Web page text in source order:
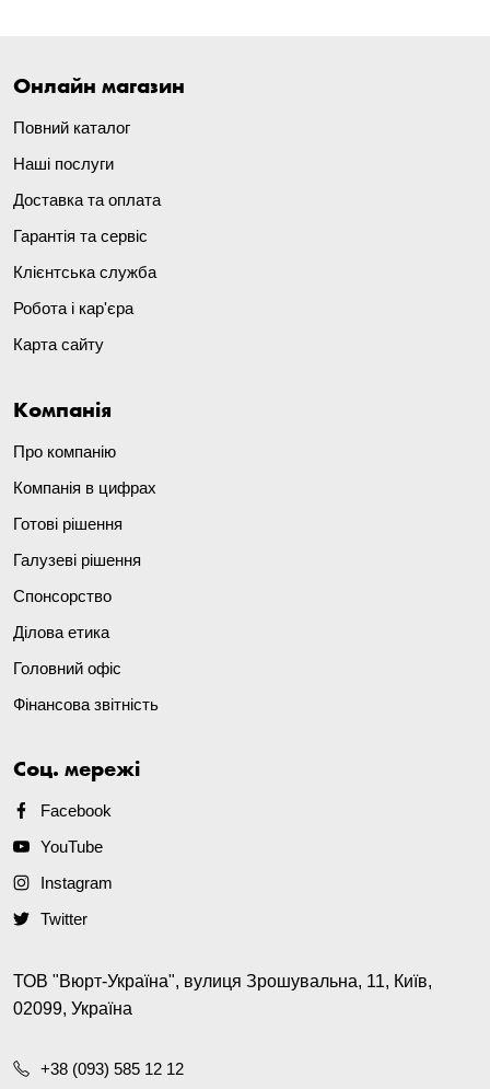
Онлайн магазин
Повний каталог
Наші послуги
Доставка та оплата
Гарантія та сервіс
Клієнтська служба
Робота і кар'єра
Карта сайту
Компанія
Про компанію
Компанія в цифрах
Готові рішення
Галузеві рішення
Спонсорство
Ділова етика
Головний офіс
Фінансова звітність
Соц. мережі
Facebook
YouTube
Instagram
Twitter
ТОВ "Вюрт-Україна", вулиця Зрошувальна, 11, Київ,
02099, Україна
+38 (093) 585 12 12